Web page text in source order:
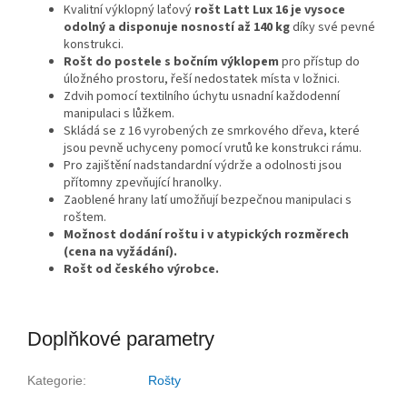
Kvalitní výklopný laťový rošt Latt Lux 16 je vysoce
odolný a disponuje nosností až 140 kgdíky své pevné
konstrukci.
Rošt do postele s bočním výklopem pro přístup do
úložného prostoru, řeší nedostatek místa v ložnici.
Zdvih pomocí textilního úchytu usnadní každodenní
manipulaci s lůžkem.
Skládá se z 16 vyrobených ze smrkového dřeva, které
jsou pevně uchyceny pomocí vrutů ke konstrukci rámu.
Pro zajištění nadstandardní výdrže a odolnosti jsou
přítomny zpevňující hranolky.
Zaoblené hrany latí umožňují bezpečnou manipulaci s
roštem.
Možnost dodání roštu i v atypických rozměrech
(cena na vyžádání).
Rošt od českého výrobce.
Doplňkové parametry
Kategorie:
Rošty